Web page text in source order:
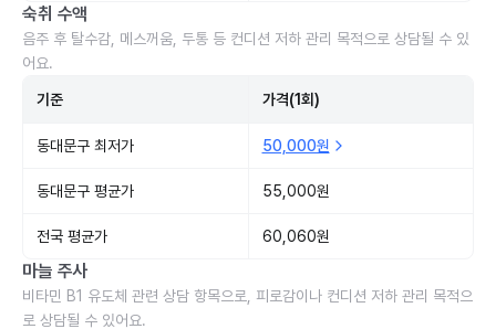
숙취 수액
음주 후 탈수감, 메스꺼움, 두통 등 컨디션 저하 관리 목적으로 상담될 수 있
어요.
기준 가격(1회)
동대문구 최저가 50,000원
동대문구 평균가 55,000원
전국 평균가 60,060원
마늘 주사
비타민 B1 유도체 관련 상담 항목으로, 피로감이나 컨디션 저하 관리 목적으
로 상담될 수 있어요.